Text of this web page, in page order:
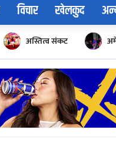
विचार खेलकुद
अस्तित्व संकट